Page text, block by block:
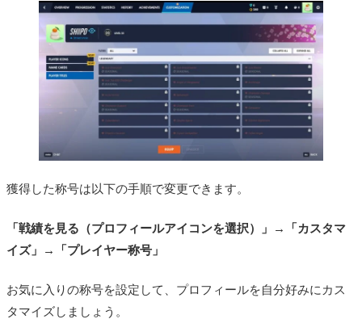
獲得した称号は以下の手順で変更できます。
「戦績を見る（プロフィールアイコンを選択）」→「カスタマ
イズ」→「プレイヤー称号」
お気に入りの称号を設定して、プロフィールを自分好みにカス
タマイズしましょう。